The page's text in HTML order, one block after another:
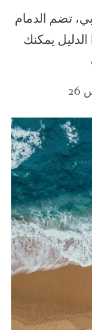
تضم الدمام
يمكنك